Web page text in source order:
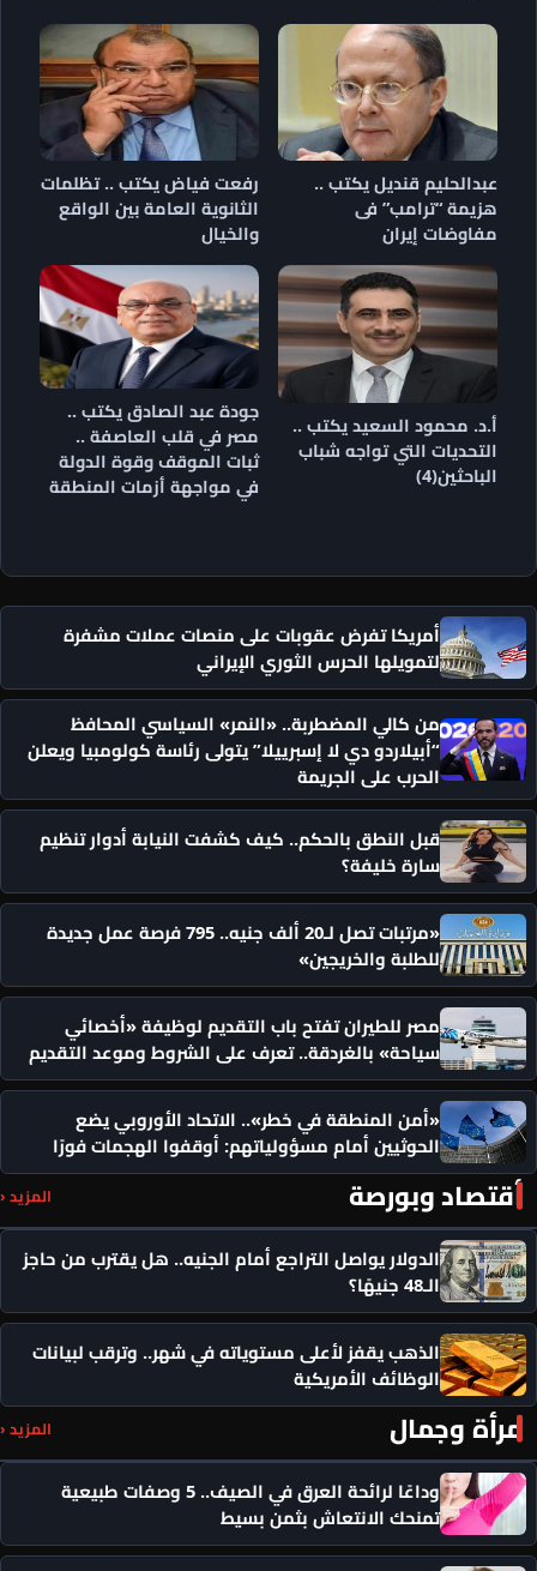
عبدالحليم قنديل يكتب ..
هزيمة “ترامب” فى
مفاوضات إيران
رفعت فياض يكتب .. تظلمات
الثانوية العامة بين الواقع
والخيال
أ.د. محمود السعيد يكتب ..
التحديات التي تواجه شباب
الباحثين(4)
جودة عبد الصادق يكتب ..
مصر في قلب العاصفة ..
ثبات الموقف وقوة الدولة
في مواجهة أزمات المنطقة
أمريكا تفرض عقوبات على منصات عملات مشفرة
لتمويلها الحرس الثوري الإيراني
من كالي المضطربة.. «النمر» السياسي المحافظ
“أبيلاردو دي لا إسبرييلا” يتولى رئاسة كولومبيا ويعلن
الحرب على الجريمة
قبل النطق بالحكم.. كيف كشفت النيابة أدوار تنظيم
سارة خليفة؟
«مرتبات تصل لـ20 ألف جنيه.. 795 فرصة عمل جديدة
للطلبة والخريجين»
مصر للطيران تفتح باب التقديم لوظيفة «أخصائي
سياحة» بالغردقة.. تعرف على الشروط وموعد التقديم
«أمن المنطقة في خطر».. الاتحاد الأوروبي يضع
الحوثيين أمام مسؤولياتهم: أوقفوا الهجمات فورًا
أقتصاد وبورصة المزيد ‹
الدولار يواصل التراجع أمام الجنيه.. هل يقترب من حاجز
الـ48 جنيهًا؟
الذهب يقفز لأعلى مستوياته في شهر.. وترقب لبيانات
الوظائف الأمريكية
مرأة وجمال المزيد ‹
وداعًا لرائحة العرق في الصيف.. 5 وصفات طبيعية
تمنحك الانتعاش بثمن بسيط